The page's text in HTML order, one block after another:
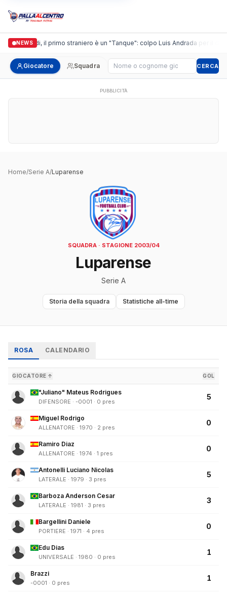
NEWS
Casalguidi, il primo straniero è un "Tanque": colpo Luis Andrada per il
Giocatore Squadra Cerca giocatore CERCA
PUBBLICITÀ
Home/Serie A/Luparense
SQUADRA · STAGIONE 2003/04
Luparense
Serie A
Storia della squadra Statistiche all-time
ROSA CALENDARIO
GIOCATORE ↑ GOL
"Juliano" Mateus Rodrigues
DIFENSORE · -0001 · 0 pres
5
Miguel Rodrigo
ALLENATORE · 1970 · 2 pres
0
Ramiro Diaz
ALLENATORE · 1974 · 1 pres
0
Antonelli Luciano Nicolas
LATERALE · 1979 · 3 pres
5
Barboza Anderson Cesar
LATERALE · 1981 · 3 pres
3
Bargellini Daniele
PORTIERE · 1971 · 4 pres
0
Edu Dias
UNIVERSALE · 1980 · 0 pres
1
Brazzi
-0001 · 0 pres
1